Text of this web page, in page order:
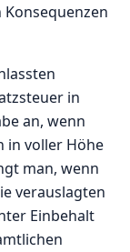
in
an, wenn
in voller Höhe
man, wenn
verauslagten
Einbehalt